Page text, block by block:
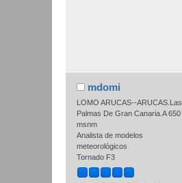
mdomi
LOMO ARUCAS--ARUCAS.Las
Palmas De Gran Canaria.A 650
msnm
Analista de modelos
meteorológicos
Tornado F3